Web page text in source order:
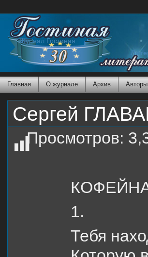
Журнал Гостиная
Главная О журнале Архив Авторы
Сергей
Просмотров:
1.
Тебя